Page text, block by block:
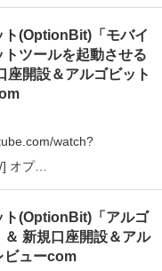
ト(OptionBit)「モバイ
ツールを起動させる
座開設＆アルゴビット
watch?
オプ…
ト(OptionBit)「アルゴ
＆ 新規口座開設＆アル
ビューcom